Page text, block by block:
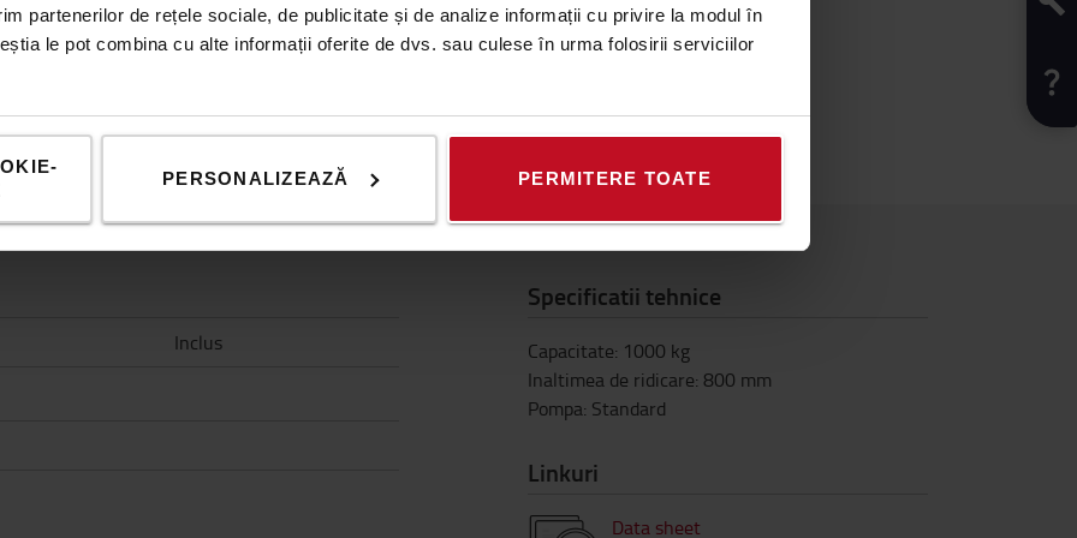
partenerilor de rețele sociale, de publicitate și de analize informații cu privire la modul în
le pot combina cu alte informații oferite de dvs. sau culese în urma folosirii serviciilor
PERSONALIZEAZĂ PERMITERE TOATE
la ridicarea normala la
Inclus
Specificatii tehnice
Capacitate: 1000 kg
Inaltimea de ridicare: 800 mm
Pompa: Standard
Linkuri
Data sheet